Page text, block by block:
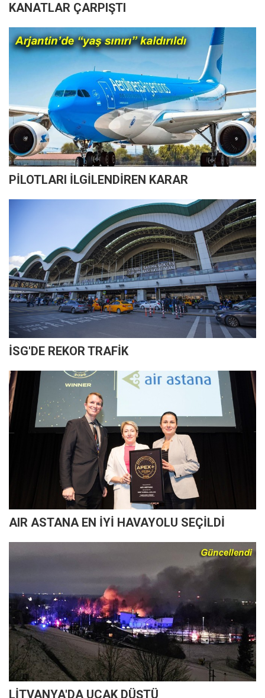
KANATLAR ÇARPIŞTI
PİLOTLARI İLGİLENDİREN KARAR
İSG'DE REKOR TRAFİK
AIR ASTANA EN İYİ HAVAYOLU SEÇİLDİ
LİTVANYA'DA UÇAK DÜŞTÜ